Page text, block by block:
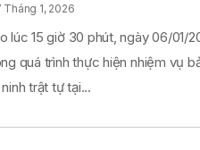
Tháng 1, 2026
lúc 15 giờ 30 phút, ngày 06/01/
quá trình thực hiện nhiệm vụ
trật tự tại...